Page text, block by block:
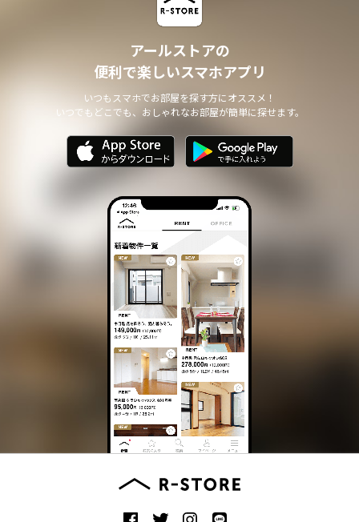
アールストアの
便利で楽しいスマホアプリ
いつもスマホでお部屋を探す方にオススメ！
いつでもどこでも、おしゃれなお部屋が簡単に探せます。